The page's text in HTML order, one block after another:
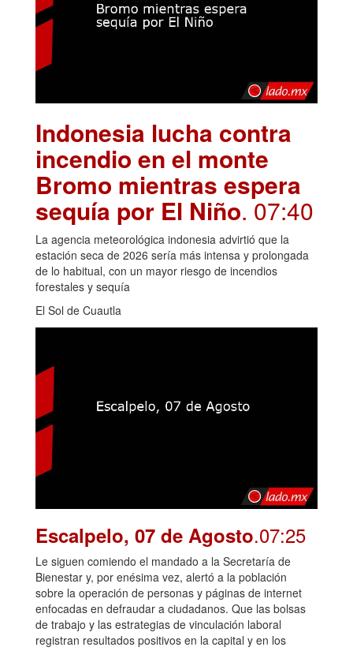
Indonesia lucha contra
incendio en el monte
Bromo mientras espera
sequía por El Niño. 07:40
La agencia meteorológica indonesia advirtió que la
estación seca de 2026 sería más intensa y prolongada
de lo habitual, con un mayor riesgo de incendios
forestales y sequía
El Sol de Cuautla
Escalpelo, 07 de Agosto.07:25
Le siguen comiendo el mandado a la Secretaría de
Bienestar y, por enésima vez, alertó a la población
sobre la operación de personas y páginas de internet
enfocadas en defraudar a ciudadanos. Que las bolsas
de trabajo y las estrategias de vinculación laboral
registran resultados positivos en la capital y en los